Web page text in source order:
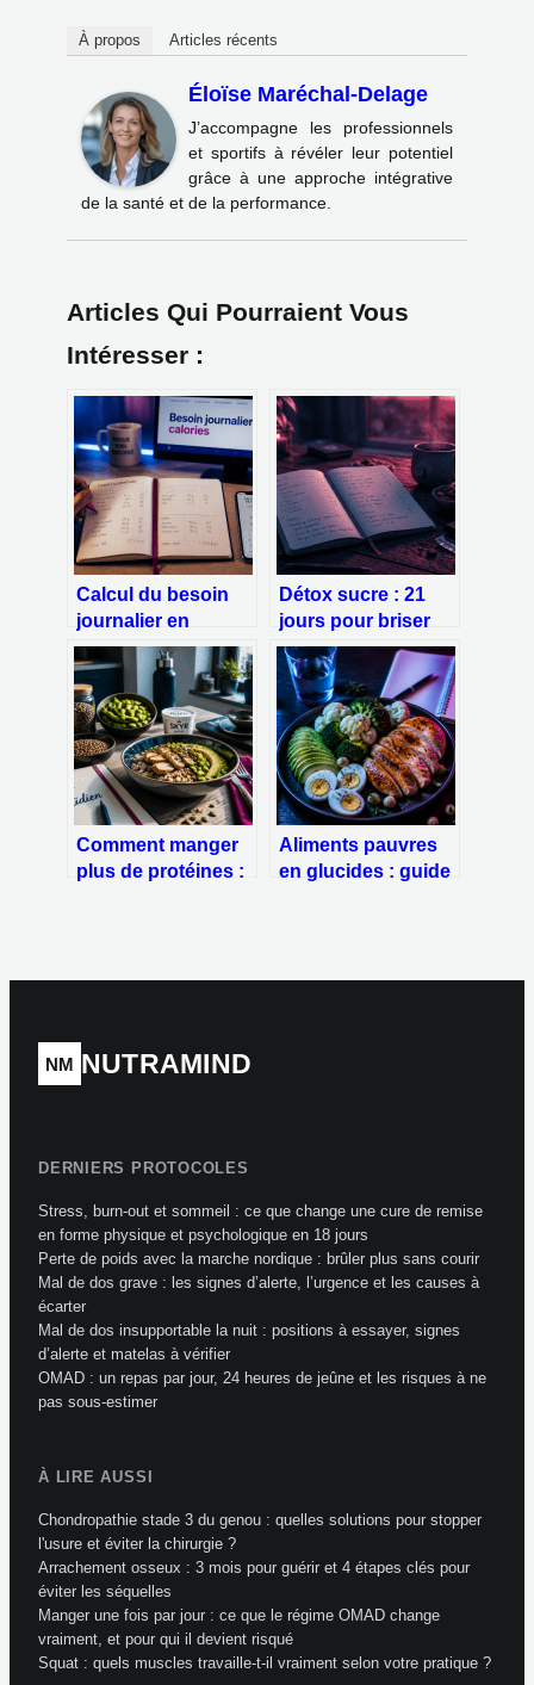
À propos Articles récents
Éloïse Maréchal-Delage
J’accompagne les professionnels
et sportifs à révéler leur potentiel
grâce à une approche intégrative
de la santé et de la performance.
Articles Qui Pourraient Vous
Intéresser :
Calcul du besoin
journalier en
calories : la
méthode Harris-
Benedict pour
ajuster votre
alimentation
Détox sucre : 21
jours pour briser
l’addiction et
stabiliser
durablement votre
glycémie
Comment manger
plus de protéines :
apports sans
Aliments pauvres
en glucides : guide
ses menus
NM NUTRAMIND
DERNIERS PROTOCOLES
Stress, burn-out et sommeil : ce que change une cure de remise
en forme physique et psychologique en 18 jours
Perte de poids avec la marche nordique : brûler plus sans courir
Mal de dos grave : les signes d’alerte, l’urgence et les causes à
écarter
Mal de dos insupportable la nuit : positions à essayer, signes
d’alerte et matelas à vérifier
OMAD : un repas par jour, 24 heures de jeûne et les risques à ne
pas sous-estimer
À LIRE AUSSI
Chondropathie stade 3 du genou : quelles solutions pour stopper
l'usure et éviter la chirurgie ?
Arrachement osseux : 3 mois pour guérir et 4 étapes clés pour
éviter les séquelles
Manger une fois par jour : ce que le régime OMAD change
vraiment, et pour qui il devient risqué
Squat : quels muscles travaille-t-il vraiment selon votre pratique ?